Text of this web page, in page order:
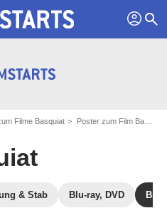
profil search
Filme Basquiat Poster zum Film Basquiat - Bild 2
& Stab Blu-ray, DVD